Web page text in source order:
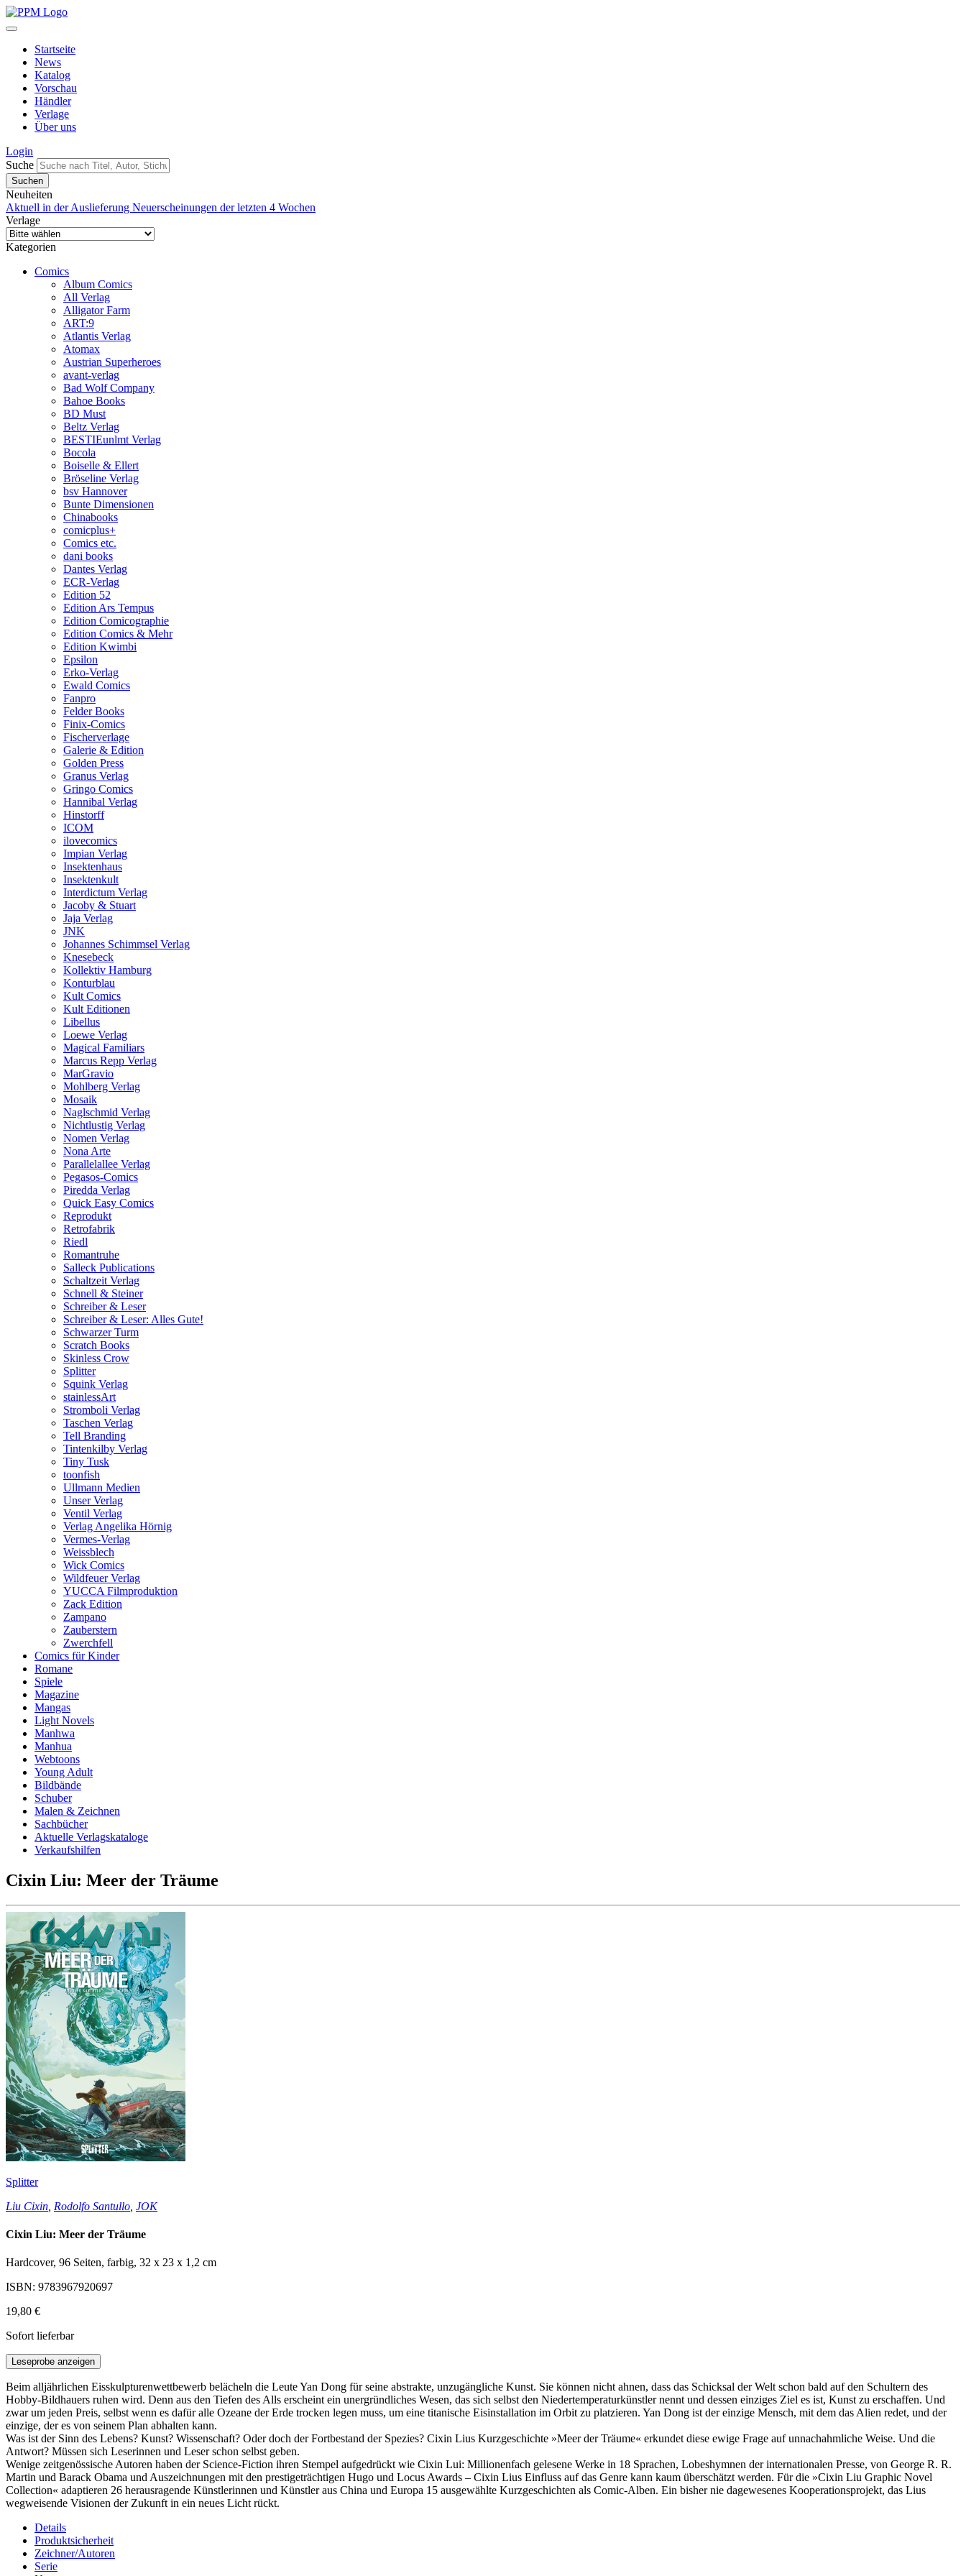
Startseite
News
Katalog
Vorschau
Händler
Verlage
Über uns
Login
Suche
Neuheiten
Aktuell in der Auslieferung Neuerscheinungen der letzten 4 Wochen
Verlage
Kategorien
Comics
Album Comics
All Verlag
Alligator Farm
ART:9
Atlantis Verlag
Atomax
Austrian Superheroes
avant-verlag
Bad Wolf Company
Bahoe Books
BD Must
Beltz Verlag
BESTIEunlmt Verlag
Bocola
Boiselle & Ellert
Bröseline Verlag
bsv Hannover
Bunte Dimensionen
Chinabooks
comicplus+
Comics etc.
dani books
Dantes Verlag
ECR-Verlag
Edition 52
Edition Ars Tempus
Edition Comicographie
Edition Comics & Mehr
Edition Kwimbi
Epsilon
Erko-Verlag
Ewald Comics
Fanpro
Felder Books
Finix-Comics
Fischerverlage
Galerie & Edition
Golden Press
Granus Verlag
Gringo Comics
Hannibal Verlag
Hinstorff
ICOM
ilovecomics
Impian Verlag
Insektenhaus
Insektenkult
Interdictum Verlag
Jacoby & Stuart
Jaja Verlag
JNK
Johannes Schimmsel Verlag
Knesebeck
Kollektiv Hamburg
Konturblau
Kult Comics
Kult Editionen
Libellus
Loewe Verlag
Magical Familiars
Marcus Repp Verlag
MarGravio
Mohlberg Verlag
Mosaik
Naglschmid Verlag
Nichtlustig Verlag
Nomen Verlag
Nona Arte
Parallelallee Verlag
Pegasos-Comics
Piredda Verlag
Quick Easy Comics
Reprodukt
Retrofabrik
Riedl
Romantruhe
Salleck Publications
Schaltzeit Verlag
Schnell & Steiner
Schreiber & Leser
Schreiber & Leser: Alles Gute!
Schwarzer Turm
Scratch Books
Skinless Crow
Splitter
Squink Verlag
stainlessArt
Stromboli Verlag
Taschen Verlag
Tell Branding
Tintenkilby Verlag
Tiny Tusk
toonfish
Ullmann Medien
Unser Verlag
Ventil Verlag
Verlag Angelika Hörnig
Vermes-Verlag
Weissblech
Wick Comics
Wildfeuer Verlag
YUCCA Filmproduktion
Zack Edition
Zampano
Zauberstern
Zwerchfell
Comics für Kinder
Romane
Spiele
Magazine
Mangas
Light Novels
Manhwa
Manhua
Webtoons
Young Adult
Bildbände
Schuber
Malen & Zeichnen
Sachbücher
Aktuelle Verlagskataloge
Verkaufshilfen
Cixin Liu: Meer der Träume
Splitter
Liu Cixin Rodolfo Santullo JOK
Cixin Liu: Meer der Träume
Hardcover, 96 Seiten, farbig, 32 x 23 x 1,2 cm
ISBN: 9783967920697
19,80 €
Sofort lieferbar
Leseprobe anzeigen
Beim alljährlichen Eisskulpturenwettbewerb belächeln die Leute Yan Dong für seine abstrakte, unzugängliche Kunst. Sie können nicht ahnen, dass das Schicksal der Welt schon bald auf den Schultern des
Hobby-Bildhauers ruhen wird. Denn aus den Tiefen des Alls erscheint ein unergründliches Wesen, das sich selbst den Niedertemperaturkünstler nennt und dessen einziges Ziel es ist, Kunst zu erschaffen. Und
zwar um jeden Preis, selbst wenn es dafür alle Ozeane der Erde trocken legen muss, um eine titanische Eisinstallation im Orbit zu platzieren. Yan Dong ist der einzige Mensch, mit dem das Alien redet, und der
einzige, der es von seinem Plan abhalten kann.
Was ist der Sinn des Lebens? Kunst? Wissenschaft? Oder doch der Fortbestand der Spezies? Cixin Lius Kurzgeschichte »Meer der Träume« erkundet diese ewige Frage auf unnachahmliche Weise. Und die
Antwort? Müssen sich Leserinnen und Leser schon selbst geben.
Wenige zeitgenössische Autoren haben der Science-Fiction ihren Stempel aufgedrückt wie Cixin Lui: Millionenfach gelesene Werke in 18 Sprachen, Lobeshymnen der internationalen Presse, von George R. R.
Martin und Barack Obama und Auszeichnungen mit den prestigeträchtigen Hugo und Locus Awards – Cixin Lius Einfluss auf das Genre kann kaum überschätzt werden. Für die »Cixin Liu Graphic Novel
Collection« adaptieren 26 herausragende Künstlerinnen und Künstler aus China und Europa 15 ausgewählte Kurzgeschichten als Comic-Alben. Ein bisher nie dagewesenes Kooperationsprojekt, das Lius
wegweisende Visionen der Zukunft in ein neues Licht rückt.
Details
Produktsicherheit
Zeichner/Autoren
Serie